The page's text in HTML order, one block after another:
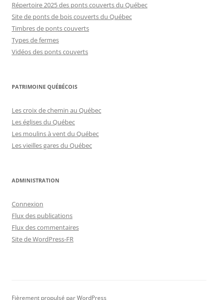
Répertoire 2025 des ponts couverts du Québec
Site de ponts de bois couverts du Québec
Timbres de ponts couverts
Types de fermes
Vidéos des ponts couverts
PATRIMOINE QUÉBÉCOIS
Les croix de chemin au Québec
Les églises du Québec
Les moulins à vent du Québec
Les vieilles gares du Québec
ADMINISTRATION
Connexion
Flux des publications
Flux des commentaires
Site de WordPress-FR
Fièrement propulsé par WordPress